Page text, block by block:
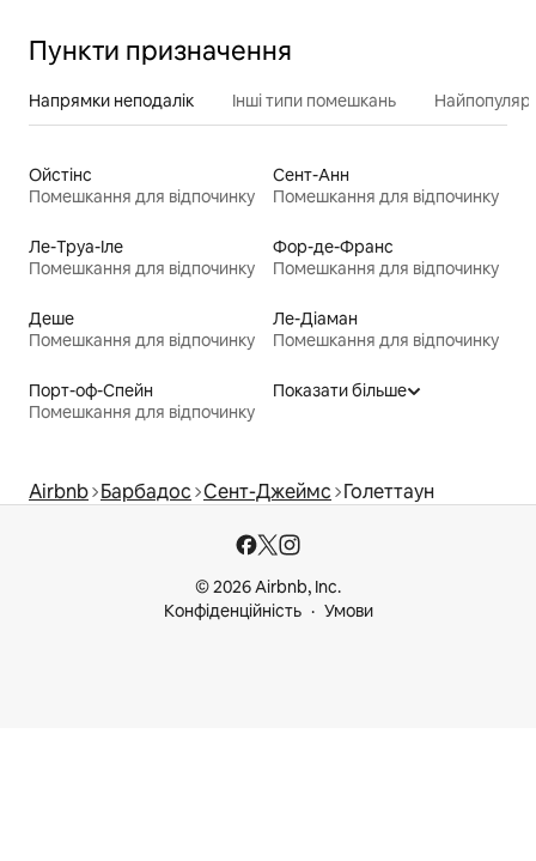
Пункти призначення
Напрямки неподалік Інші типи помешкань
Ойстінс
Помешкання для відпочинку
Сент-Анн
Помешкання для відпочинку
Ле-Труа-Іле
Помешкання для відпочинку
Фор-де-Франс
Помешкання для відпочинку
Деше
Помешкання для відпочинку
Ле-Діаман
Помешкання для відпочинку
Порт-оф-Спейн
Помешкання для відпочинку
Показати більше
Airbnb Барбадос Сент-Джеймс Голеттаун
© 2026 Airbnb, Inc.
Конфіденційність
Умови